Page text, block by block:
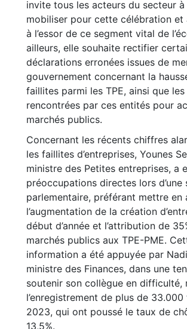
invite tous les acteurs du secteur à
mobiliser pour cette célébration et
à l’essor de ce segment vital de
ailleurs, elle souhaite rectifier
déclarations erronées issues de
gouvernement concernant la
faillites parmi les TPE, ainsi que
rencontrées par ces entités pour
marchés publics.
Concernant les récents chiffres
les faillites d’entreprises, Younes
ministre des Petites entreprises, a
préoccupations directes lors d’une
parlementaire, préférant mettre en
l’augmentation de la création
début d’année et l’attribution de
marchés publics aux TPE-PME.
information a été appuyée par
ministre des Finances, dans une
soutenir son collègue en difficulté,
l’enregistrement de plus de
2023, qui ont poussé le taux de
13,5%.